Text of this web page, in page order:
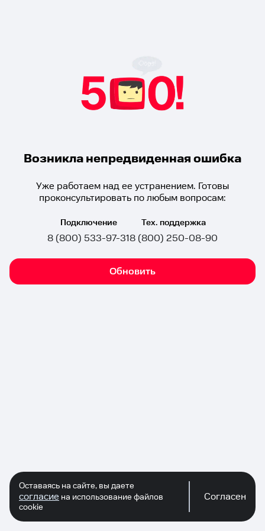
Возникла непредвиденная ошибка
Уже работаем над ее устранением. Готовы
проконсультировать по любым вопросам:
Подключение
8 (800) 533-97-31
Тех. поддержка
8 (800) 250-08-90
Обновить
Оставаясь на сайте, вы даете
согласие на использование файлов
cookie
Согласен